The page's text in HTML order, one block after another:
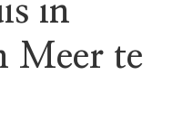
in
Meer te